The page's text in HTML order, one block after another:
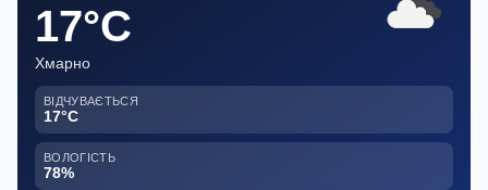
17°C
Хмарно
ВІДЧУВАЄТЬСЯ
17°C
ВОЛОГІСТЬ
78%